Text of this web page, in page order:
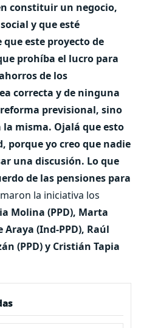
constituir un negocio,
y que esté
este proyecto de
prohíba el lucro para
de los
correcta y de ninguna
previsional, sino
misma. Ojalá que esto
porque yo creo que nadie
una discusión. Lo que
de las pensiones para
la iniciativa los
Molina (PPD), Marta
Araya (Ind-PPD), Raúl
(PPD) y Cristián Tapia